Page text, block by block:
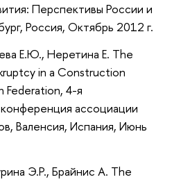
Перспективы России и
Россия, Октябрь 2012 г.
Е.Ю., Неретина Е. The
in a Construction
Federation, 4-я
ассоциации
Валенсия, Испания, Июнь
Э.Р., Брайнис А. The